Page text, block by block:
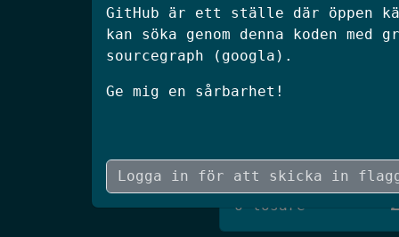
5 lösare
JAAS
6 lösare
GitHub är ett ställe där öppen
kan söka genom denna koden med
sourcegraph (googla).
Ge mig en sårbarhet!